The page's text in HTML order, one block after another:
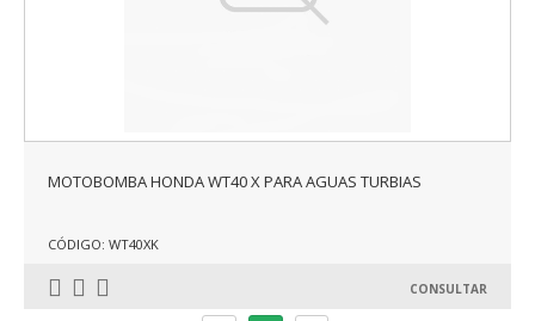
MOTOBOMBA HONDA WT40 X PARA AGUAS TURBIAS
CÓDIGO: WT40XK
CONSULTAR